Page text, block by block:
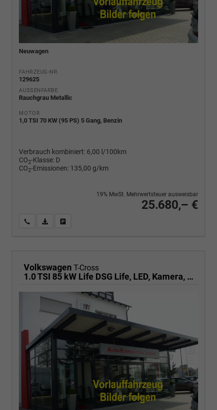
Neuwagen
FAHRZEUG-NR.
129625
AUSSENFARBE
Rauchgrau Metallic
MOTOR
1,0 TSI 70 KW (95 PS) 5 Gang, Benzin
Verbrauch kombiniert: 6,00 l/100km
CO2-Klasse: D
CO2-Emissionen: 135,00 g/km
25.680,– €
19% MwSt. Mehrwertsteuer ausweisbar
Wir rufen Sie anPDF-Fahrzeugexposé drucken
Volkswagen T-Cross
1.0 TSI 85 kW Life DSG Life, LED, Kamera, ACC, Side, Winter, 17-Zoll, 3-J. Garantie